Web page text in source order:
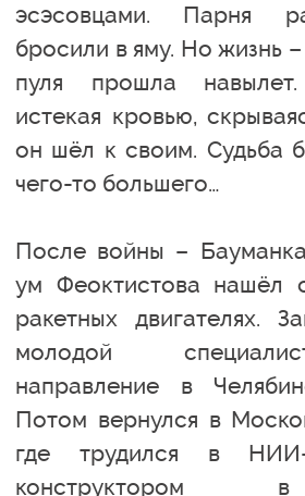
эсэсовцами. Парня
бросили в яму. Но жизнь
пуля прошла
истекая кровью,
он шёл к своим. Судьба
чего-то большего…
После войны –
ум Феоктистова нашёл
ракетных двигателях.
молодой
направление в
Потом вернулся в
где трудился в
конструктором